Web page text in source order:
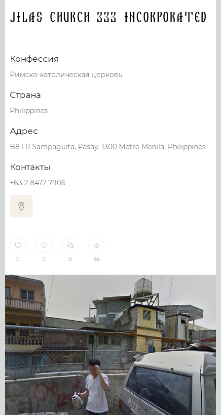
Jilas Church 333 Incorporated
Конфессия
Римско-католическая церковь
Страна
Philippines
Адрес
B8 L11 Sampaguita, Pasay, 1300 Metro Manila, Philippines
Контакты
+63 2 8472 7906
0 0 0 66